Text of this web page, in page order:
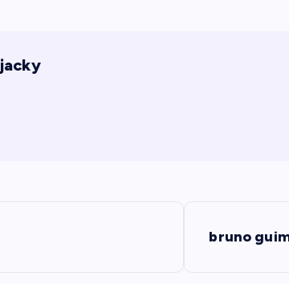
jacky
bruno